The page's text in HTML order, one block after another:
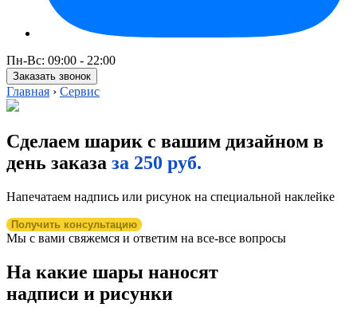
Пн-Вс: 09:00 - 22:00
Заказать звонок
Главная › Сервис
Сделаем шарик с вашим дизайном в
день заказа за 250 руб.
Напечатаем надпись или рисунок на специальной наклейке
Получить консультацию
Мы с вами свяжемся и ответим на все-все вопросы
На какие шары наносят
надписи и рисунки